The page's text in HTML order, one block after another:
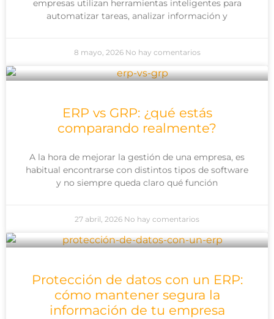
empresas utilizan herramientas inteligentes para
automatizar tareas, analizar información y
8 mayo, 2026 No hay comentarios
ERP vs GRP: ¿qué estás
comparando realmente?
A la hora de mejorar la gestión de una empresa, es
habitual encontrarse con distintos tipos de software
y no siempre queda claro qué función
27 abril, 2026 No hay comentarios
Protección de datos con un ERP:
cómo mantener segura la
información de tu empresa